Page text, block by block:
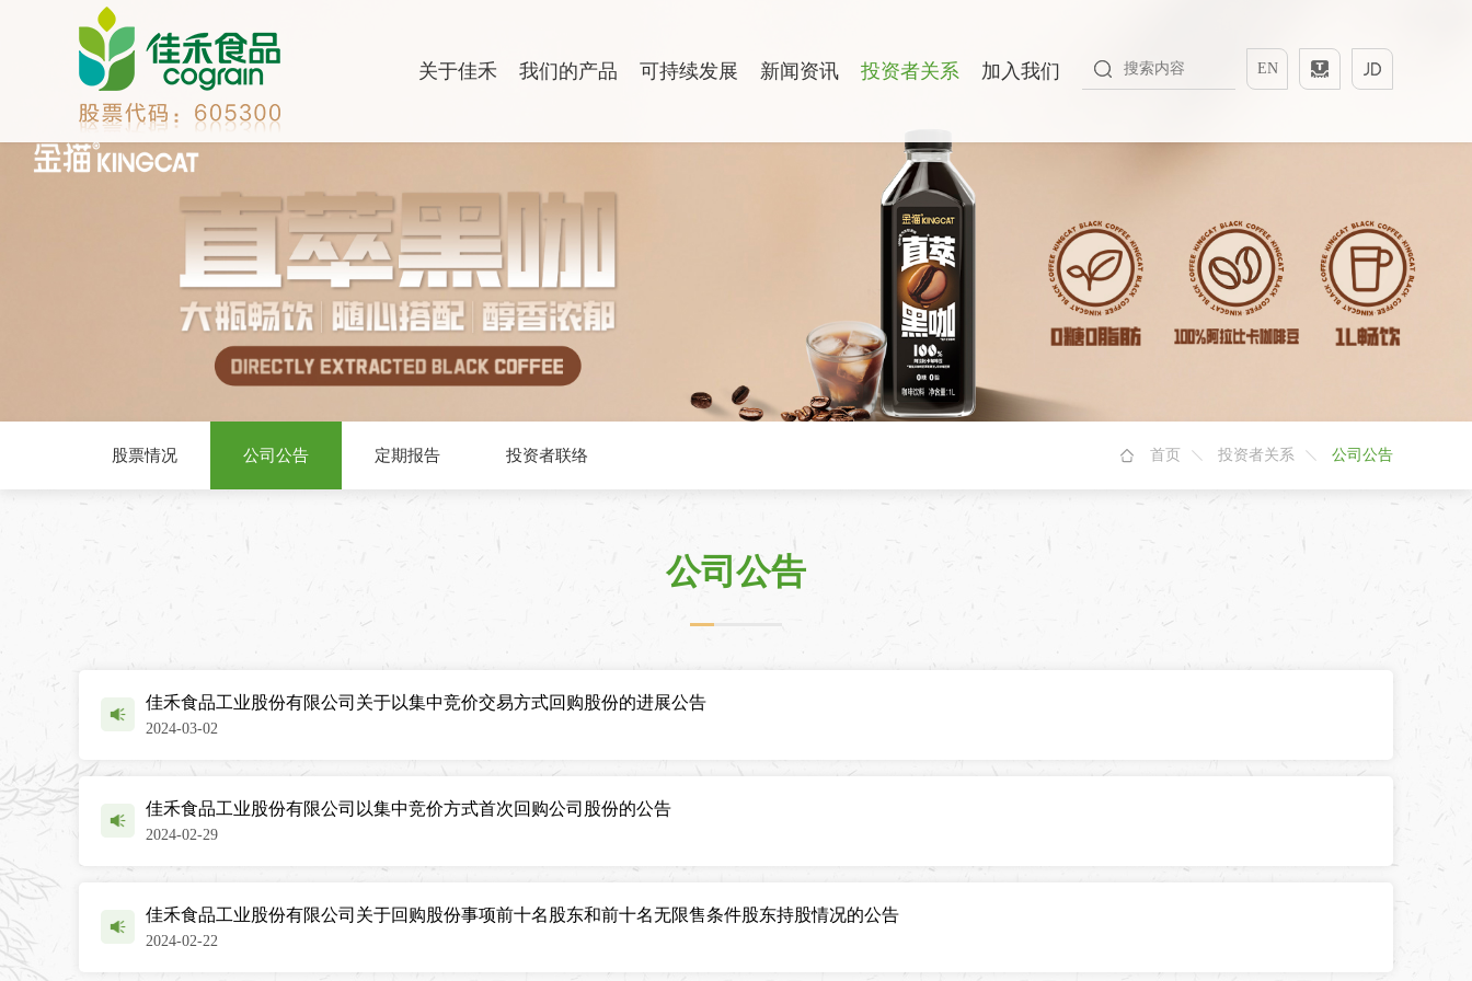
EN
关于佳禾 我们的产品 可持续发展 新闻资讯 投资者关系 加入我们
股票情况 公司公告 定期报告 投资者联络 首页 投资者关系 公司公告
公司公告
佳禾食品工业股份有限公司关于以集中竞价交易方式回购股份的进展公告
2024-03-02
佳禾食品工业股份有限公司以集中竞价方式首次回购公司股份的公告
2024-02-29
佳禾食品工业股份有限公司关于回购股份事项前十名股东和前十名无限售条件股东持股情况的公告
2024-02-22